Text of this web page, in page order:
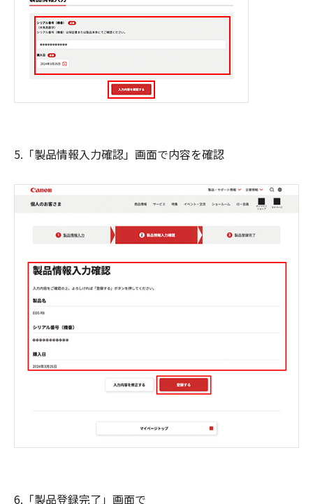
5.「製品情報入力確認」画面で内容を確認
6.「製品登録完了」画面で